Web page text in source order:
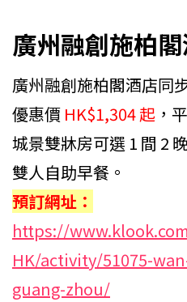
廣州融創施柏
廣州融創施柏閣酒店同
優惠價 HK$1,304 起 ，
城景雙牀房可選 1 間 2
雙人自助早餐。
預訂網址：
https://
HK/activity/51075-
guang-zhou/